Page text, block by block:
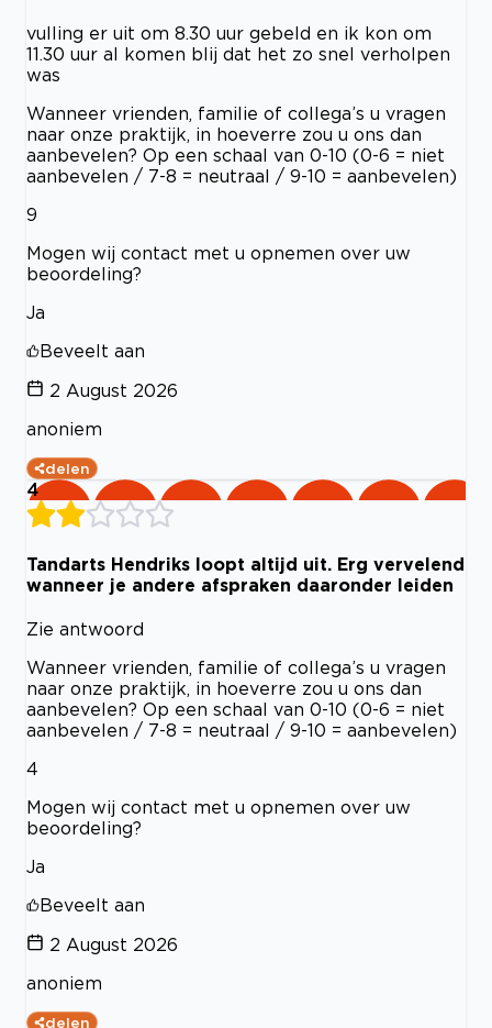
vulling er uit om 8.30 uur gebeld en ik kon om
11.30 uur al komen blij dat het zo snel verholpen
was
Wanneer vrienden, familie of collega’s u vragen
naar onze praktijk, in hoeverre zou u ons dan
aanbevelen? Op een schaal van 0-10 (0-6 = niet
aanbevelen / 7-8 = neutraal / 9-10 = aanbevelen)
9
Mogen wij contact met u opnemen over uw
beoordeling?
Ja
Beveelt aan
2 August 2026
anoniem
delen
4
Tandarts Hendriks loopt altijd uit. Erg vervelend
wanneer je andere afspraken daaronder leiden
Zie antwoord
Wanneer vrienden, familie of collega’s u vragen
naar onze praktijk, in hoeverre zou u ons dan
aanbevelen? Op een schaal van 0-10 (0-6 = niet
aanbevelen / 7-8 = neutraal / 9-10 = aanbevelen)
4
Mogen wij contact met u opnemen over uw
beoordeling?
Ja
Beveelt aan
2 August 2026
anoniem
delen